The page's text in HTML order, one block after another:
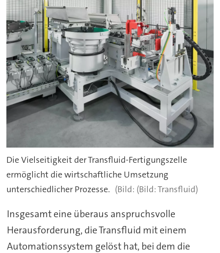
Die Vielseitigkeit der Transfluid-Fertigungszelle
ermöglicht die wirtschaftliche Umsetzung
unterschiedlicher Prozesse.
(Bild: Transfluid)
Insgesamt eine überaus anspruchsvolle
Herausforderung, die Transfluid mit einem
Automationssystem gelöst hat, bei dem die